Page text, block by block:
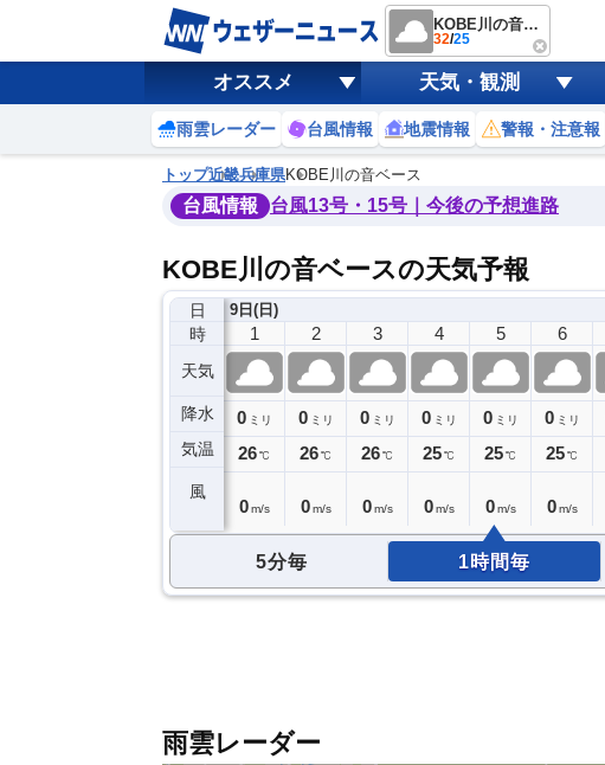
KOBE川の音ベース
32/25
オススメ 天気・観測
雨雲レーダー 台風情報 地震情報 警報・注意報
トップ近畿兵庫県KOBE川の音ベース
台風情報 台風13号・15号｜今後の予想進路
KOBE川の音ベースの天気予報
日
時
天気
降水
気温
風
9日(日)
0
0ミリ
26℃
1
0 ミリ
26℃
0 m/s
2
0 ミリ
26℃
0 m/s
3
0 ミリ
26℃
0 m/s
4
0 ミリ
25℃
0 m/s
5
0 ミリ
25℃
0 m/s
6
0 ミリ
25℃
0 m/s
5分毎 1時間毎
雨雲レーダー